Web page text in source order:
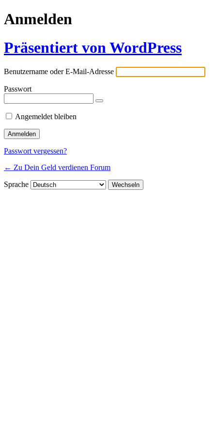
Anmelden
Präsentiert von WordPress
Benutzername oder E-Mail-Adresse
Passwort
Angemeldet bleiben
Passwort vergessen?
← Zu Dein Geld verdienen Forum
Sprache